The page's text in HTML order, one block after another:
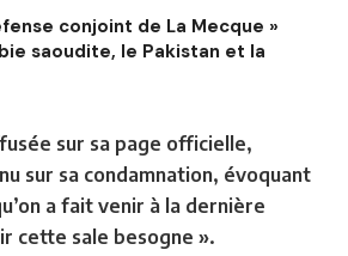
conjoint de La Mecque »
saoudite, le Pakistan et la
sur sa page officielle,
sur sa condamnation, évoquant
a fait venir à la dernière
cette sale besogne ».